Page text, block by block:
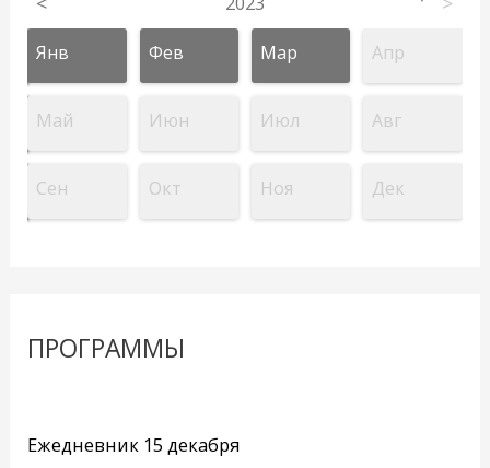
Янв Фев Мар Апр
Май Июн Июл Авг
Сен Окт Ноя Дек
ПРОГРАММЫ
Ежедневник 15 декабря